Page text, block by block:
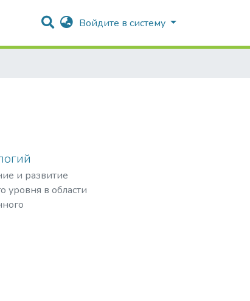
Войдите в систему
и развитие
уровня в области